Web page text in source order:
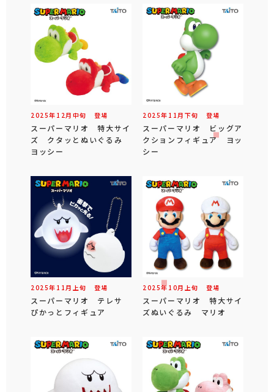
2025年 12 月 中旬 登場
スーパーマリオ 特大サイ
ズ クタッとぬいぐるみ
ヨッシー
2025年 11 月 下旬 登場
スーパーマリオ ビッグア
クションフィギュア ヨッ
シー
2025年 11 月 上旬 登場
スーパーマリオ テレサ
ぴかっとフィギュア
2025年 10月 上旬 登場
スーパーマリオ 特大サイ
ズぬいぐるみ マリオ